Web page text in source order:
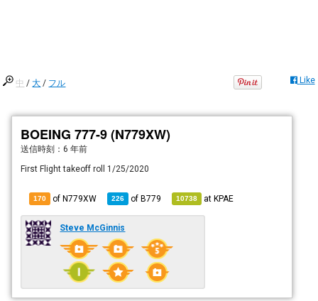
中 /大 / フル Like
BOEING 777-9 (N779XW)
送信時刻：6 年前
First Flight takeoff roll 1/25/2020
170 of N779XW 226 ofB779 10738 atKPAE
Steve McGinnis